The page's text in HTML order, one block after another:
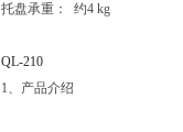
托盘承重： 约4 kg
QL-210
1、产品介绍